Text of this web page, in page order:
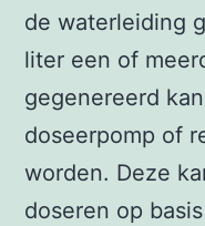
de waterleiding
liter een of
gegenereerd
doseerpomp of
worden. Deze
doseren op